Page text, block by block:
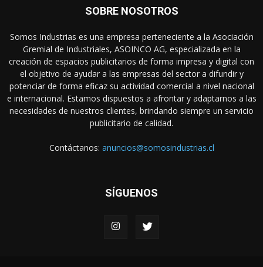
SOBRE NOSOTROS
Somos Industrias es una empresa perteneciente a la Asociación
Gremial de Industriales, ASOINCO AG, especializada en la
creación de espacios publicitarios de forma impresa y digital con
el objetivo de ayudar a las empresas del sector a difundir y
potenciar de forma eficaz su actividad comercial a nivel nacional
e internacional. Estamos dispuestos a afrontar y adaptarnos a las
necesidades de nuestros clientes, brindando siempre un servicio
publicitario de calidad.
Contáctanos: anuncios@somosindustrias.cl
SÍGUENOS